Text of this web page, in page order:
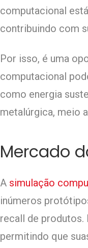
computacional
contribuindo com
Por isso, é uma
computacional
como energia
metalúrgica, meio
Mercado
A simulação
inúmeros
recall de produtos.
permitindo que